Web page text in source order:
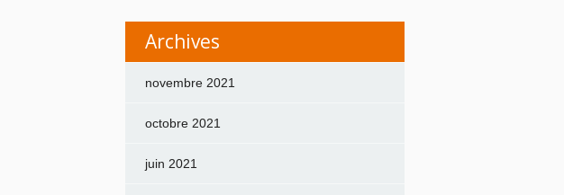
Archives
novembre 2021
octobre 2021
juin 2021